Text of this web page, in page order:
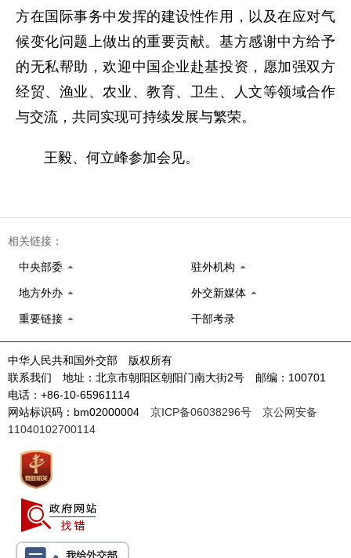
方在国际事务中发挥的建设性作用，以及在应对气
候变化问题上做出的重要贡献。基方感谢中方给予
的无私帮助，欢迎中国企业赴基投资，愿加强双方
经贸、渔业、农业、教育、卫生、人文等领域合作
与交流，共同实现可持续发展与繁荣。
王毅、何立峰参加会见。
相关链接：
中央部委 驻外机构
地方外办 外交新媒体
重要链接 干部考录
中华人民共和国外交部 版权所有
联系我们 地址：北京市朝阳区朝阳门南大街2号 邮编：100701
电话：+86-10-65961114
网站标识码：bm02000004 京ICP备06038296号
京公网安备
11040102700114